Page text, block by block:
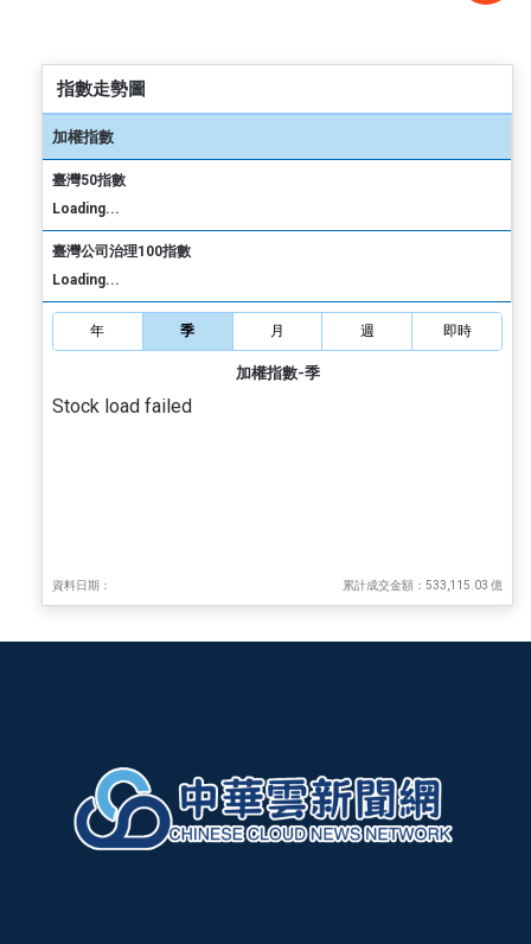
指數走勢圖
加權指數
臺灣50指數
Loading...
臺灣公司治理100指數
Loading...
年 季 月 週 即時
加權指數-季
Stock load failed
資料日期： 累計成交金額：533,115.03 億